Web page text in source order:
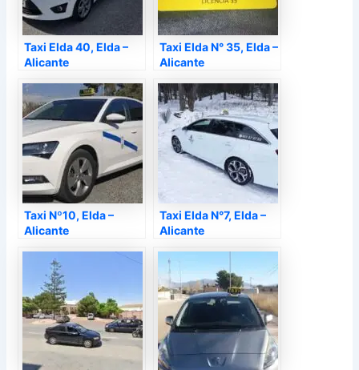
Taxi Elda 40, Elda –
Alicante
Taxi Elda N° 35, Elda –
Alicante
Taxi Nº10, Elda –
Alicante
Taxi Elda N°7, Elda –
Alicante